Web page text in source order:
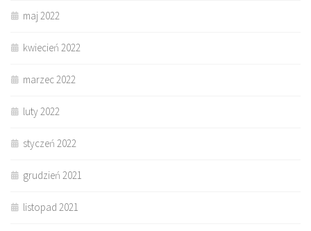
maj 2022
kwiecień 2022
marzec 2022
luty 2022
styczeń 2022
grudzień 2021
listopad 2021